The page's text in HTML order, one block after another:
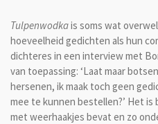
Tulpenwodkais soms wat
hoeveelheid gedichten als hun
dichteres in een interview met
van toepassing: ‘Laat maar
hersenen, ik maak toch geen
mee te kunnen bestellen?’ Het
met weerhaakjes bevat en zo